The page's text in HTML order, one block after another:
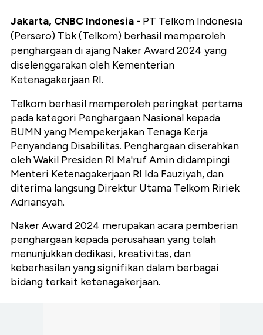
Jakarta, CNBC Indonesia - PT Telkom Indonesia
(Persero) Tbk (Telkom) berhasil memperoleh
penghargaan di ajang Naker Award 2024 yang
diselenggarakan oleh Kementerian
Ketenagakerjaan RI.
Telkom berhasil memperoleh peringkat pertama
pada kategori Penghargaan Nasional kepada
BUMN yang Mempekerjakan Tenaga Kerja
Penyandang Disabilitas. Penghargaan diserahkan
oleh Wakil Presiden RI Ma'ruf Amin didampingi
Menteri Ketenagakerjaan RI Ida Fauziyah, dan
diterima langsung Direktur Utama Telkom Ririek
Adriansyah.
Naker Award 2024 merupakan acara pemberian
penghargaan kepada perusahaan yang telah
menunjukkan dedikasi, kreativitas, dan
keberhasilan yang signifikan dalam berbagai
bidang terkait ketenagakerjaan.